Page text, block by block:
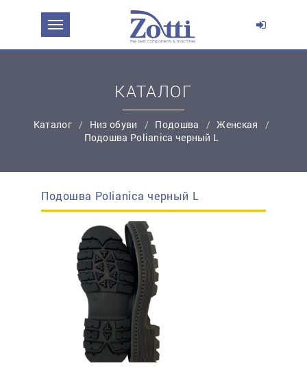
КАТАЛОГ
Каталог Низ обуви Подошва
Женская
Подошва Polianica черный L
Подошва Polianica черный L
ЗАДАТЬ ВОПРОС О ПРОДУКТЕ
Эл. почта:
Контактный телефон:*